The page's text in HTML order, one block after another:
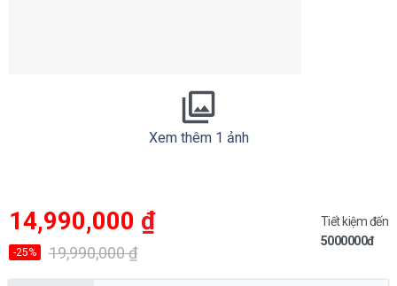
Xem thêm 1 ảnh
19,990,000₫
Giá
gốc
19,990,000 ₫.
14,990,000 ₫
Giá
hiện
là:
14,990,000 ₫.
Tiết kiệm đến
5000000đ
-25%